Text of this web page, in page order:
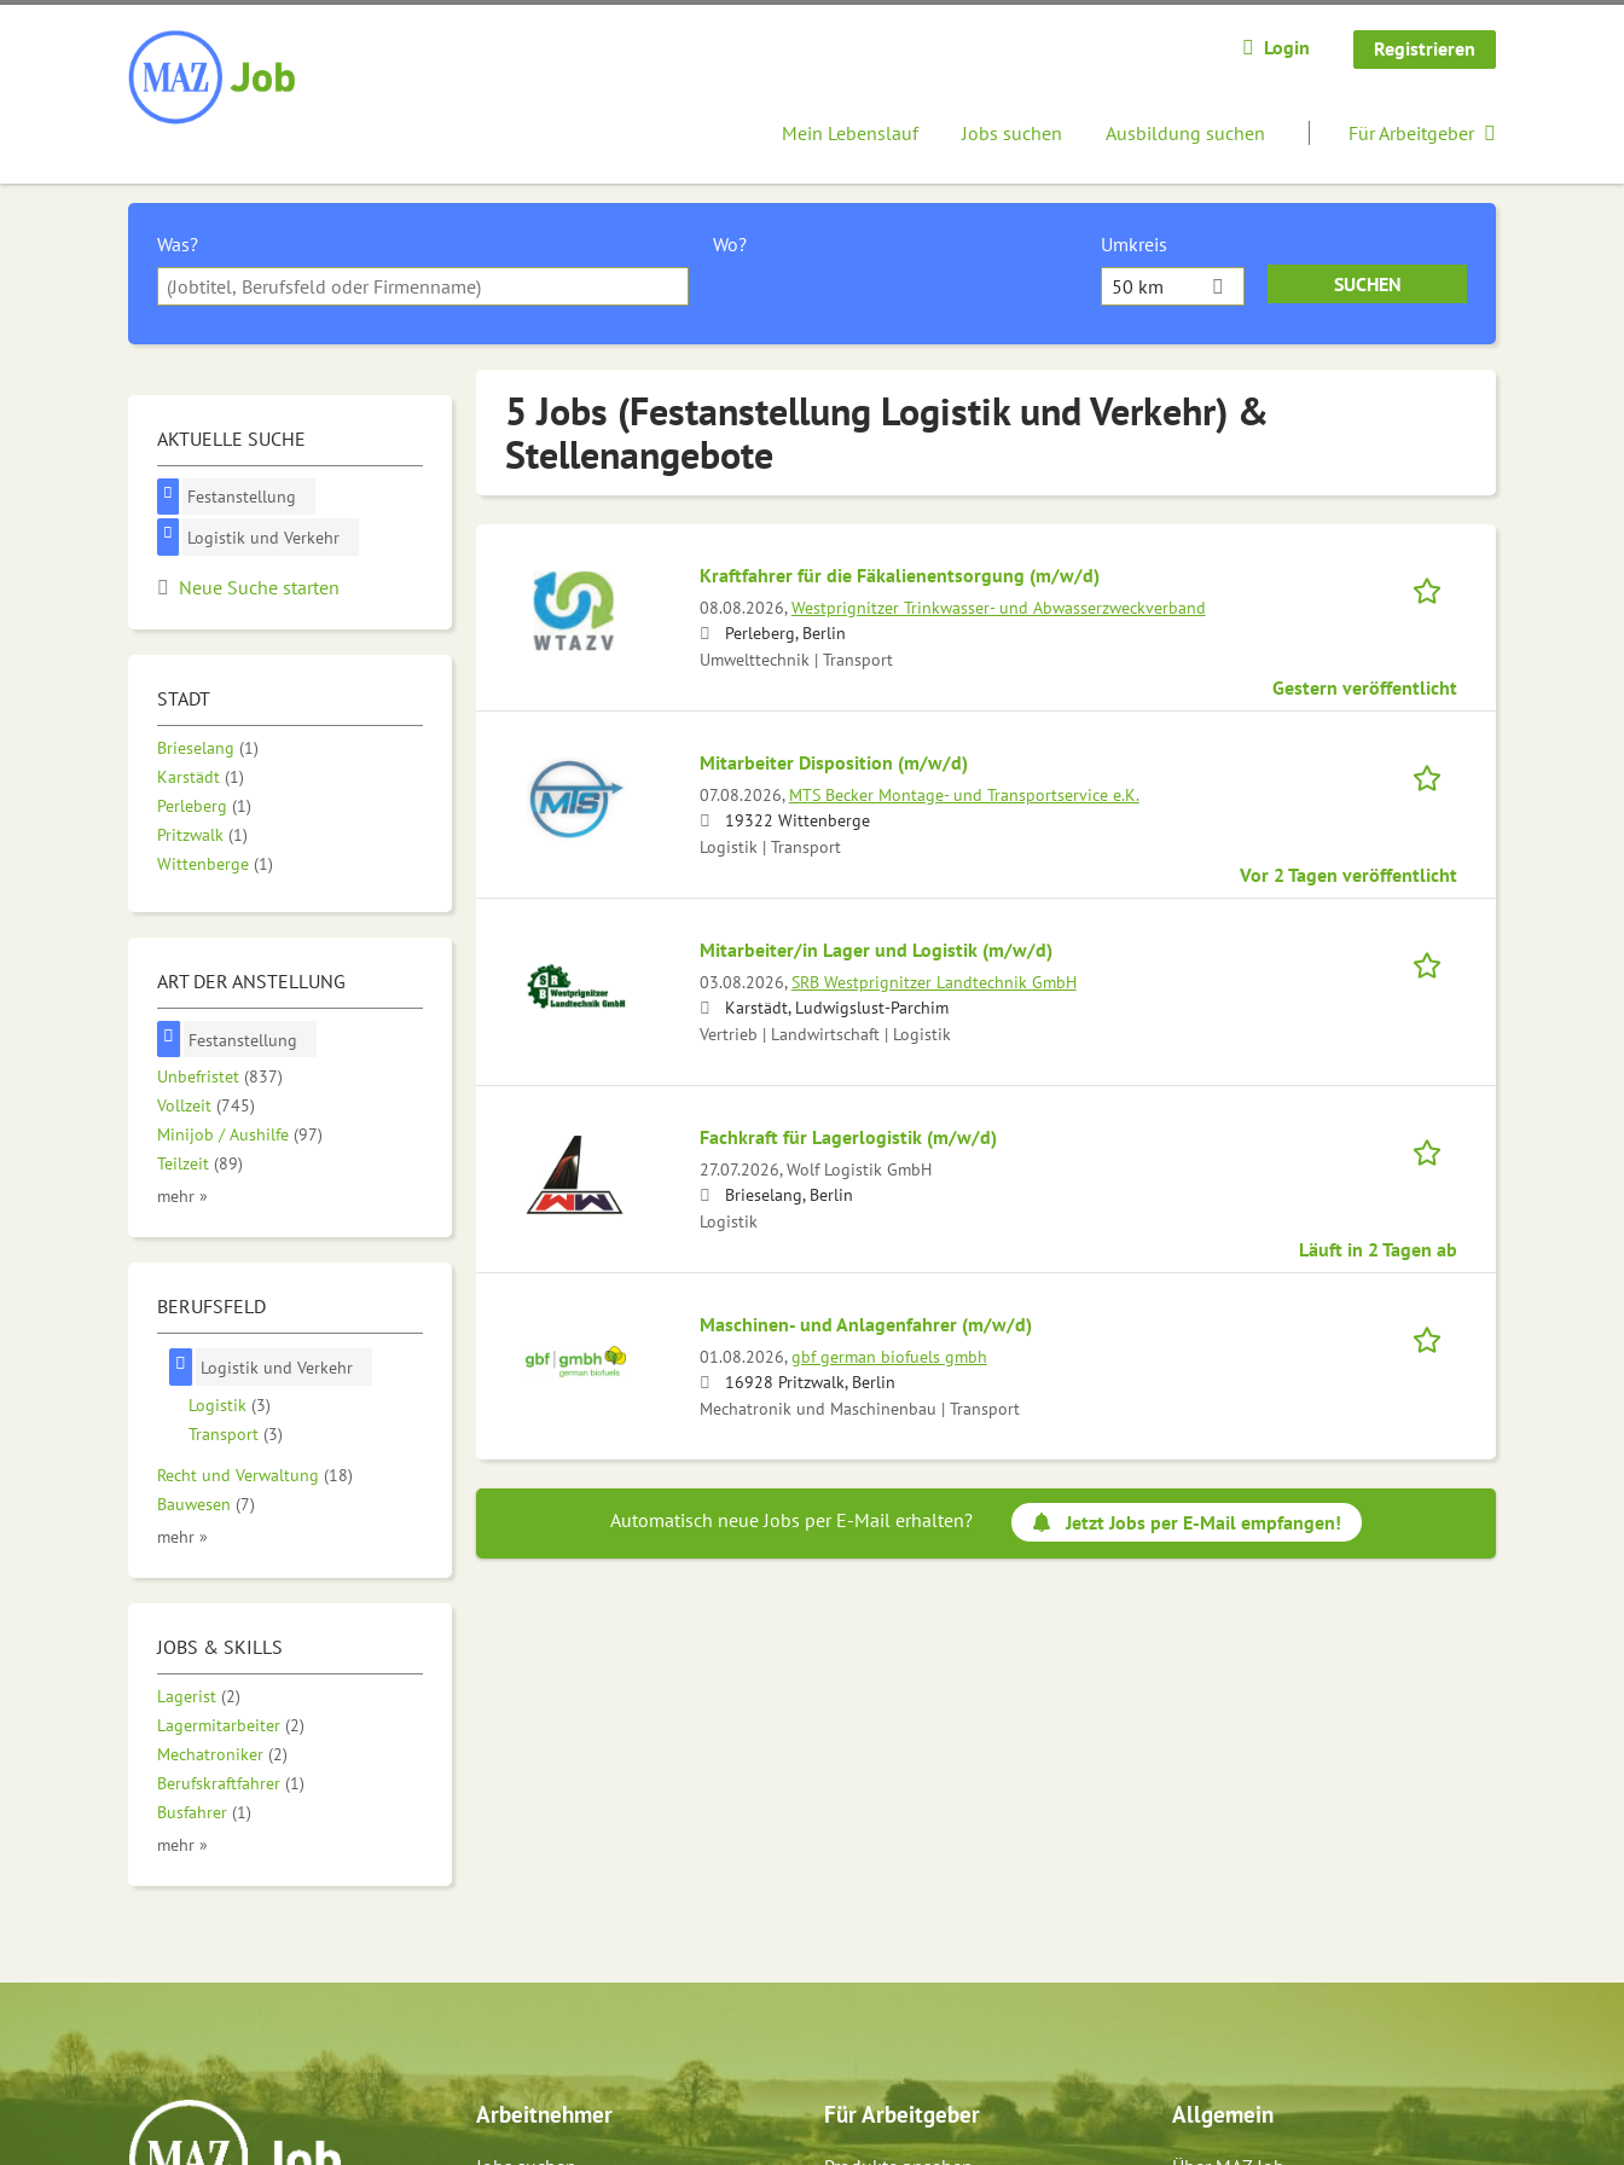
Login Registrieren
Mein Lebenslauf Jobs suchen Ausbildung suchen Für Arbeitgeber
Was? Wo?
Umkreis
50 km
5 Jobs (Festanstellung Logistik und Verkehr) &
Stellenangebote
Kraftfahrer für die Fäkalienentsorgung (m/w/d)
08.08.2026,Westprignitzer Trinkwasser- und Abwasserzweckverband
Perleberg, Berlin
Umwelttechnik | Transport
Gestern veröffentlicht
Mitarbeiter Disposition (m/w/d)
07.08.2026, MTS Becker Montage- und Transportservice e.K.
19322 Wittenberge
Logistik | Transport
Vor 2 Tagen veröffentlicht
Mitarbeiter/in Lager und Logistik (m/w/d)
03.08.2026, SRB Westprignitzer Landtechnik GmbH
Karstädt, Ludwigslust-Parchim
Vertrieb | Landwirtschaft | Logistik
Fachkraft für Lagerlogistik (m/w/d)
27.07.2026,Wolf Logistik GmbH
Brieselang, Berlin
Logistik
Läuft in 2 Tagen ab
Maschinen- und Anlagenfahrer (m/w/d)
01.08.2026,gbf german biofuels gmbh
16928 Pritzwalk, Berlin
Mechatronik und Maschinenbau | Transport
Automatisch neue Jobs per E-Mail erhalten? Jetzt Jobs per E-Mail empfangen!
AKTUELLE SUCHE
Festanstellung
Logistik und Verkehr
Neue Suche starten
STADT
Brieselang (1)
Karstädt (1)
Perleberg (1)
Pritzwalk (1)
Wittenberge (1)
ART DER ANSTELLUNG
Festanstellung
Unbefristet (837)
Vollzeit (745)
Minijob / Aushilfe (97)
Teilzeit (89)
mehr »
BERUFSFELD
Logistik und Verkehr
Logistik (3)
Transport (3)
Recht und Verwaltung (18)
Bauwesen (7)
mehr »
JOBS & SKILLS
Lagerist (2)
Lagermitarbeiter (2)
Mechatroniker (2)
Berufskraftfahrer (1)
Busfahrer (1)
mehr »
Arbeitnehmer Für Arbeitgeber Allgemein